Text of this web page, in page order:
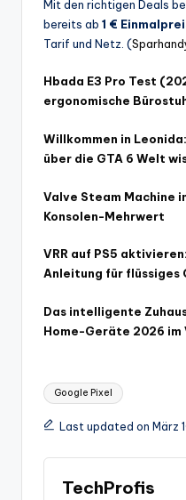
Mit den richtigen Deals
bereits ab 1 €
Tarif und Netz. (
Hbada E3 Pro Test
ergonomische
Willkommen in
über die GTA 6 Welt
Valve Steam Machine
Konsolen-Mehrwert
VRR auf PS5
Anleitung für flüssiges
Das intelligente
Home-Geräte 2026 im
Tags:
Google Pixel
Last updated on März
TechProfis